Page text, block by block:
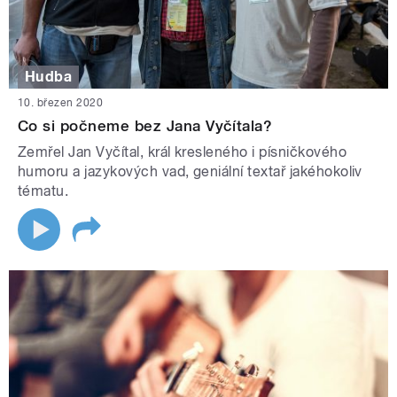
Hudba
10. březen 2020
Co si počneme bez Jana Vyčítala?
Zemřel Jan Vyčítal, král kresleného i písničkového
humoru a jazykových vad, geniální textař jakéhokoliv
tématu.